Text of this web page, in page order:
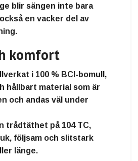
blir sängen inte bara
en vacker del av
komfort
i 100 % BCI-bomull ,
hållbart material som är
och andas väl under
trådtäthet på 104 TC,
följsam och slitstark
länge.